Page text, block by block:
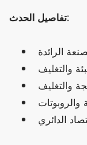
تفاصيل الحدث:
الرائدة
والتغليف
والتغليف
والروبوتات
الدائري